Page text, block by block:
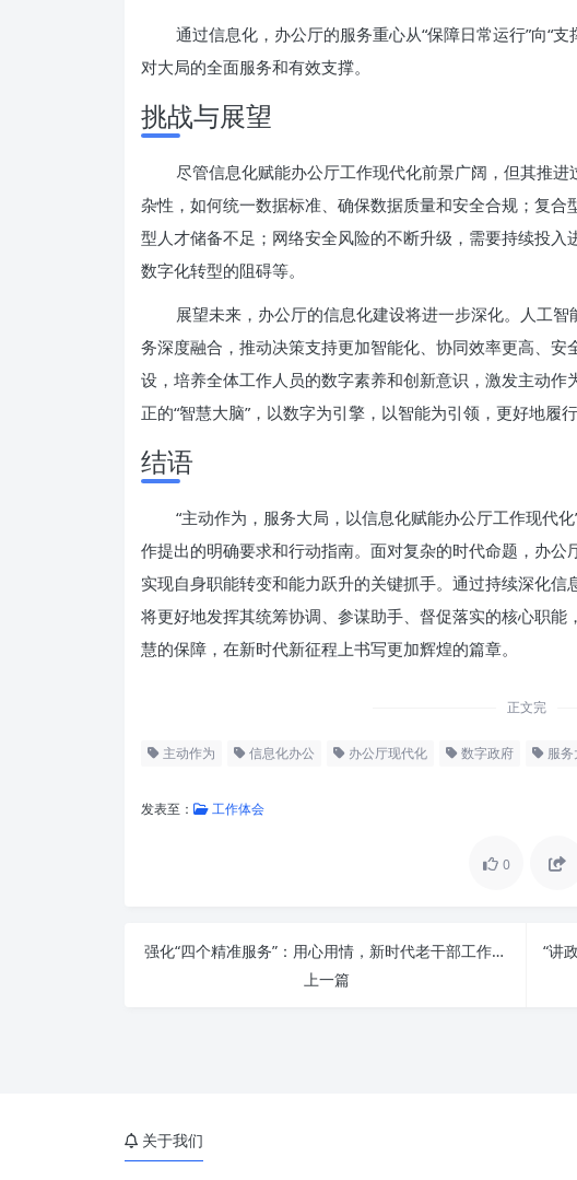
通过信息化，办公厅的服务重心从“保障日常运行”向“
对大局的全面服务和有效支撑。
挑战与展望
尽管信息化赋能办公厅工作现代化前景广阔，但其推
杂性，如何统一数据标准、确保数据质量和安全合规；复
型人才储备不足；网络安全风险的不断升级，需要持续投
数字化转型的阻碍等。
展望未来，办公厅的信息化建设将进一步深化。人工
务深度融合，推动决策支持更加智能化、协同效率更高、
设，培养全体工作人员的数字素养和创新意识，激发主动
正的“智慧大脑”，以数字为引擎，以智能为引领，更好地履
结语
“主动作为，服务大局，以信息化赋能办公厅工作现代
作提出的明确要求和行动指南。面对复杂的时代命题，办
实现自身职能转变和能力跃升的关键抓手。通过持续深化
将更好地发挥其统筹协调、参谋助手、督促落实的核心职
慧的保障，在新时代新征程上书写更加辉煌的篇章。
正文完
主动作为 信息化办公 办公厅现代化 数字政府 服务
发表至： 工作体会
0
强化“四个精准服务”：用心用情，新时代老干部工作的温暖与智慧
上一篇
关于我们